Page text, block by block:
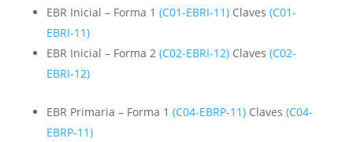
EBR Inicial – Forma 1 (C01-EBRI-11)Claves (C01-
EBRI-11)
EBR Inicial – Forma 2 (C02-EBRI-12)Claves (C02-
EBRI-12)
EBR Primaria – Forma 1 (C04-EBRP-11)Claves (C04-
EBRP-11)